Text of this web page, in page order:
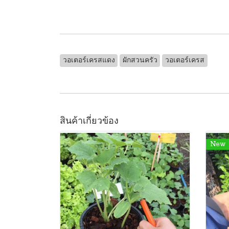
วอเตอร์เครสแดง ผักสวนครัว วอเตอร์เครส
สินค้าเกี่ยวข้อง
New